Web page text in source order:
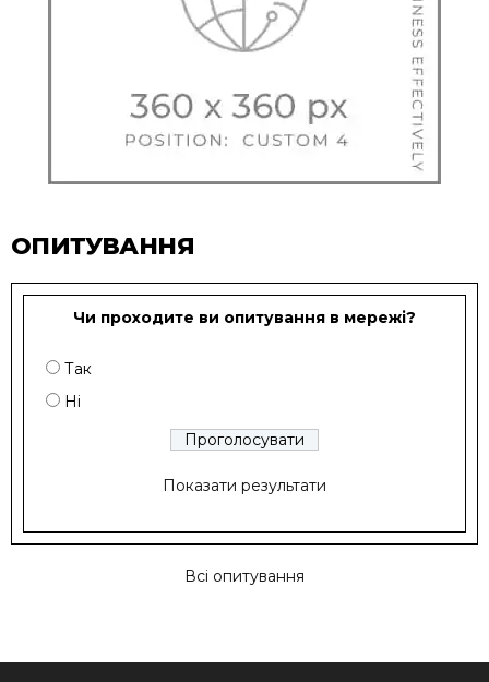
ОПИТУВАННЯ
Чи проходите ви опитування в мережі?
Так
Ні
Показати результати
Всі опитування